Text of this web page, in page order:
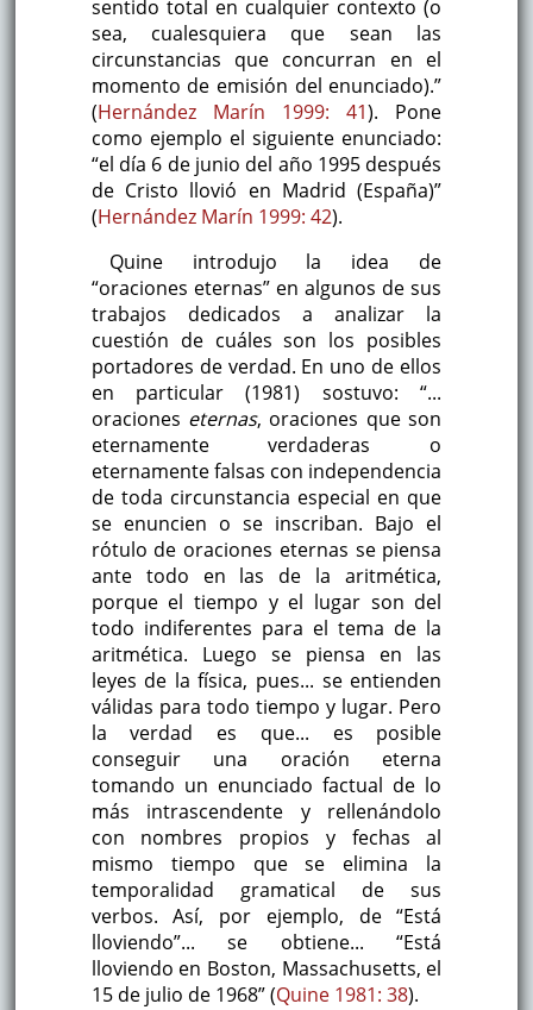
sentido total en cualquier contexto (o
sea, cualesquiera que sean las
circunstancias que concurran en el
momento de emisión del enunciado).”
(Hernández Marín 1999: 41). Pone
como ejemplo el siguiente enunciado:
“el día 6 de junio del año 1995 después
de Cristo llovió en Madrid (España)”
(Hernández Marín 1999: 42).
Quine introdujo la idea de
“oraciones eternas” en algunos de sus
trabajos dedicados a analizar la
cuestión de cuáles son los posibles
portadores de verdad. En uno de ellos
en particular (1981) sostuvo: “...
oraciones eternas, oraciones que son
eternamente verdaderas o
eternamente falsas con independencia
de toda circunstancia especial en que
se enuncien o se inscriban. Bajo el
rótulo de oraciones eternas se piensa
ante todo en las de la aritmética,
porque el tiempo y el lugar son del
todo indiferentes para el tema de la
aritmética. Luego se piensa en las
leyes de la física, pues... se entienden
válidas para todo tiempo y lugar. Pero
la verdad es que... es posible
conseguir una oración eterna
tomando un enunciado factual de lo
más intrascendente y rellenándolo
con nombres propios y fechas al
mismo tiempo que se elimina la
temporalidad gramatical de sus
verbos. Así, por ejemplo, de “Está
lloviendo”... se obtiene... “Está
lloviendo en Boston, Massachusetts, el
15 de julio de 1968” (Quine 1981: 38).